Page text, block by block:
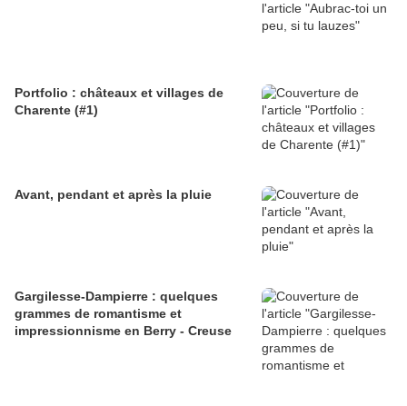
Portfolio : châteaux et villages de
Charente (#1)
Avant, pendant et après la pluie
Gargilesse-Dampierre : quelques
grammes de romantisme et
impressionnisme en Berry - Creuse